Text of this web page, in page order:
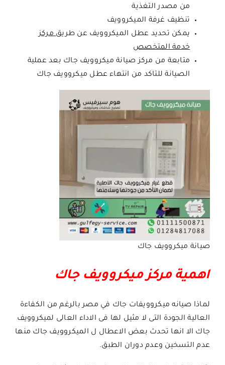
من مصدر التغذية
تنظيف غرفة الميكروويف
يمكن تحديد عطل الميكروويف عن طريق مركز
خدمة المتخصص
متابعة من مركز صيانة ميكروويف جاك بعد عملية
الصيانة للتاكد من انتهاء عطل ميكروويف جاك
صيانة ميكروويف جاك
اهمية مركز ميكروويف جاك
لماذا صيانه ميكروويفات جاك في مصر بالرغم من الكفاءة
العالية الجودة التى لا مثيل لها فى الاداء العالى لميكروويف
جاك الا انها تحدث بعض الاعطال ل الميكروويف جاك منها
عدم التسخين وعدم دوران الطبق.